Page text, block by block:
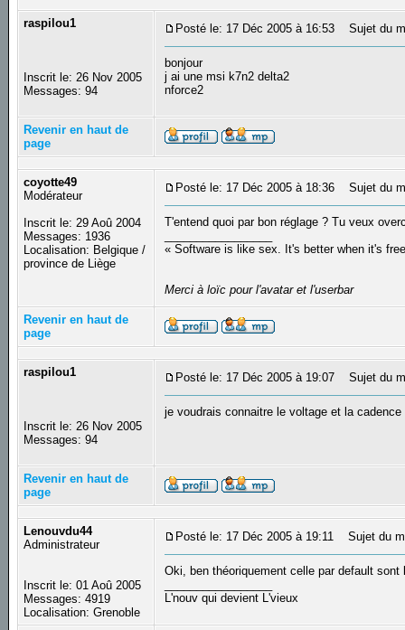
raspilou1
Inscrit le: 26 Nov 2005
Messages: 94
Posté le: 17 Déc 2005 à 16:53 Sujet du
bonjour
j ai une msi k7n2 delta2
nforce2
Revenir en haut de
page
coyotte49
Modérateur
Inscrit le: 29 Aoû 2004
Messages: 1936
Localisation: Belgique /
province de Liège
Posté le: 17 Déc 2005 à 18:36 Sujet du
T'entend quoi par bon réglage ? Tu veux
« Software is like sex. It's better when it's
Merci à loïc pour l'avatar et l'userbar
Revenir en haut de
page
raspilou1
Inscrit le: 26 Nov 2005
Messages: 94
Posté le: 17 Déc 2005 à 19:07 Sujet du
je voudrais connaitre le voltage et la
Revenir en haut de
page
Lenouvdu44
Administrateur
Inscrit le: 01 Aoû 2005
Messages: 4919
Localisation: Grenoble
Posté le: 17 Déc 2005 à 19:11 Sujet du
Oki, ben théoriquement celle par default sont
L'nouv qui devient L'vieux